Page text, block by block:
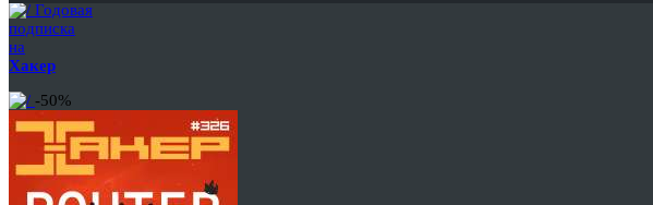
Годовая
подписка
на
Хакер
-50%